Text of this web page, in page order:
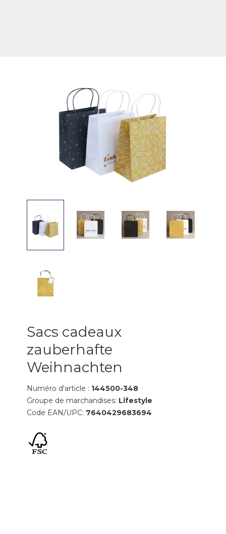
Sacs cadeaux
zauberhafte
Weihnachten
Numéro d'article : 144500-348
Groupe de marchandises: Lifestyle
Code EAN/UPC: 7640429683694